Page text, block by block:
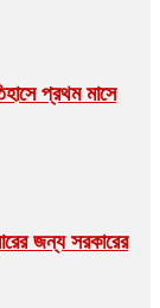
প্রথম মাসে
জন্য সরকারের